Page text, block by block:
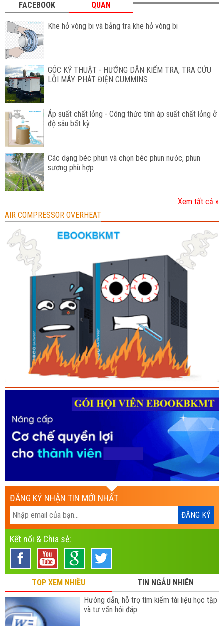
FACEBOOK QUAN
Khe hở vòng bi và bảng tra khe hở vòng bi
GÓC KỸ THUẬT - HƯỚNG DẪN KIỂM TRA, TRA CỨU
LỖI MÁY PHÁT ĐIỆN CUMMINS
Áp suất chất lỏng - Công thức tính áp suất chất lỏng ở
độ sâu bất kỳ
Các dạng béc phun và chọn béc phun nước, phun
sương phù hợp
Xem tất cả »
AIR COMPRESSOR OVERHEAT
ĐĂNG KÝ NHẬN TIN MỚI NHẤT
Kết nối & Chia sẻ:
TOP XEM NHIỀU
TIN NGẪU NHIÊN
Hướng dẫn, hỗ trợ tìm kiếm tài liệu học tập
và tư vấn hỏi đáp